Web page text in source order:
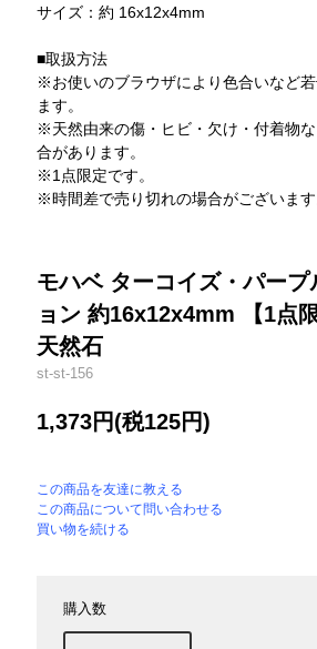
サイズ：約 16x12x4mm
■取扱方法
※お使いのブラウザにより色合いなど
ます。
※天然由来の傷・ヒビ・欠け・付着物
合があります。
※1点限定です。
※時間差で売り切れの場合がございます
モハベ ターコイズ・パー
ョン 約16x12x4mm 【1点
天然石
st-st-156
1,373円(税125円)
この商品を友達に教える
この商品について問い合わせる
買い物を続ける
購入数